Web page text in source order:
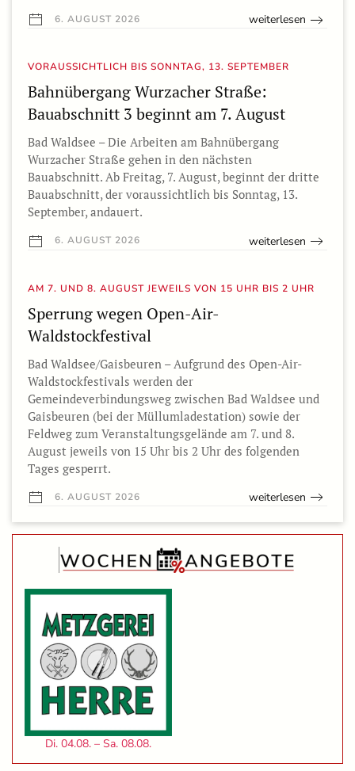
6. AUGUST 2026 weiterlesen
VORAUSSICHTLICH BIS SONNTAG, 13. SEPTEMBER
Bahnübergang Wurzacher Straße:
Bauabschnitt 3 beginnt am 7. August
Bad Waldsee – Die Arbeiten am Bahnübergang
Wurzacher Straße gehen in den nächsten
Bauabschnitt. Ab Freitag, 7. August, beginnt der dritte
Bauabschnitt, der voraussichtlich bis Sonntag, 13.
September, andauert.
6. AUGUST 2026 weiterlesen
AM 7. UND 8. AUGUST JEWEILS VON 15 UHR BIS 2 UHR
Sperrung wegen Open-Air-
Waldstockfestival
Bad Waldsee/Gaisbeuren – Aufgrund des Open-Air-
Waldstockfestivals werden der
Gemeindeverbindungsweg zwischen Bad Waldsee und
Gaisbeuren (bei der Müllumladestation) sowie der
Feldweg zum Veranstaltungsgelände am 7. und 8.
August jeweils von 15 Uhr bis 2 Uhr des folgenden
Tages gesperrt.
6. AUGUST 2026 weiterlesen
Di. 04.08. – Sa. 08.08.